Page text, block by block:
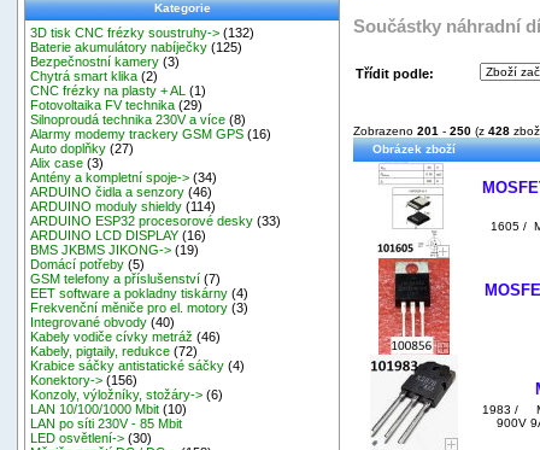
Kategorie
3D tisk CNC frézky soustruhy-> (132)
Baterie akumulátory nabíječky (125)
Bezpečnostní kamery (3)
Chytrá smart klika (2)
CNC frézky na plasty + AL
(1)
Fotovoltaika FV technika (29)
Silnoproudá technika 230V a více (8)
Alarmy modemy trackery GSM GPS (16)
Auto doplňky (27)
Alix case (3)
Antény a kompletní spoje-> (34)
ARDUINO čidla a senzory (46)
ARDUINO moduly shieldy (114)
ARDUINO ESP32 procesorové desky (33)
ARDUINO LCD DISPLAY (16)
BMS JKBMS JIKONG-> (19)
Domácí potřeby (5)
GSM telefony a příslušenství (7)
EET software a pokladny tiskárny (4)
Frekvenční měniče pro el. motory (3)
Integrované obvody (40)
Kabely vodiče cívky metráž (46)
Kabely, pigtaily, redukce (72)
Krabice sáčky antistatické sáčky (4)
Konektory-> (156)
Konzoly, výložníky, stožáry-> (6)
LAN 10/100/1000 Mbit (10)
LAN po síti 230V - 85 Mbit
LED osvětlení-> (30)
Součástky náhradní
Třídit podle:
Zobrazeno 201 - 250 (z 428
Obrázek zboží
1605 /
1983 /
900V